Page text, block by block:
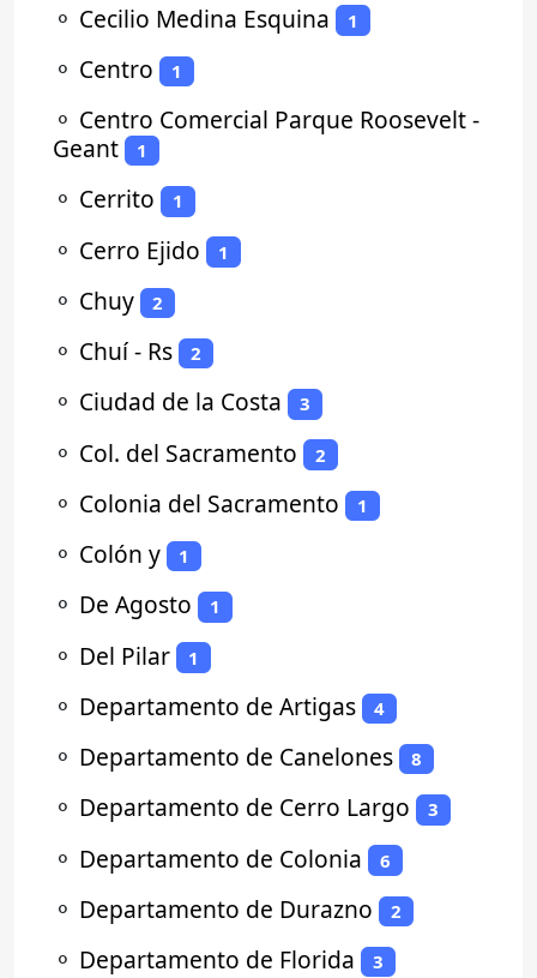
⚬ Cecilio Medina Esquina 1
⚬ Centro 1
⚬ Centro Comercial Parque Roosevelt -
Geant
1
⚬ Cerrito 1
⚬ Cerro Ejido 1
⚬ Chuy 2
⚬ Chuí - Rs 2
⚬ Ciudad de la Costa 3
⚬ Col. del Sacramento 2
⚬ Colonia del Sacramento 1
⚬ Colón y 1
⚬ De Agosto 1
⚬ Del Pilar 1
⚬ Departamento de Artigas 4
⚬ Departamento de Canelones 8
⚬ Departamento de Cerro Largo 3
⚬ Departamento de Colonia 6
⚬ Departamento de Durazno 2
⚬ Departamento de Florida 3